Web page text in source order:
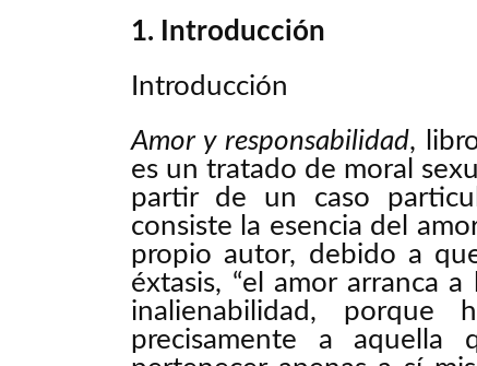
1. Introducción
Introducción
Amor y responsabilidad,
es un tratado de moral
partir de un caso
consiste la esencia del
propio autor, debido a
éxtasis, “el amor arranca
inalienabilidad,
precisamente a